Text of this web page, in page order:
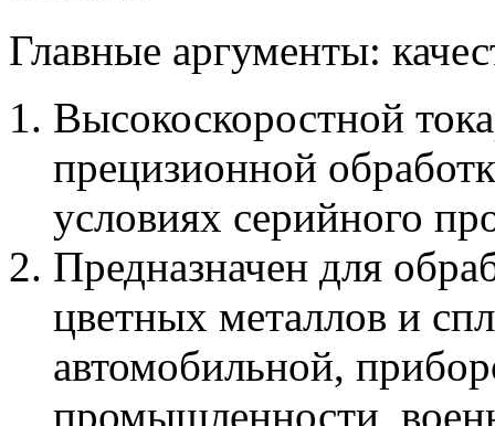
Главные аргументы:
Высокоскоростной
прецизионной
условиях серийного
Предназначен для
цветных металлов и
автомобильной,
промышленности,